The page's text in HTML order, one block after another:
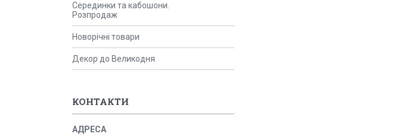
Серединки та кабошони.
Розпродаж
Новорічні товари
Декор до Великодня
КОНТАКТИ